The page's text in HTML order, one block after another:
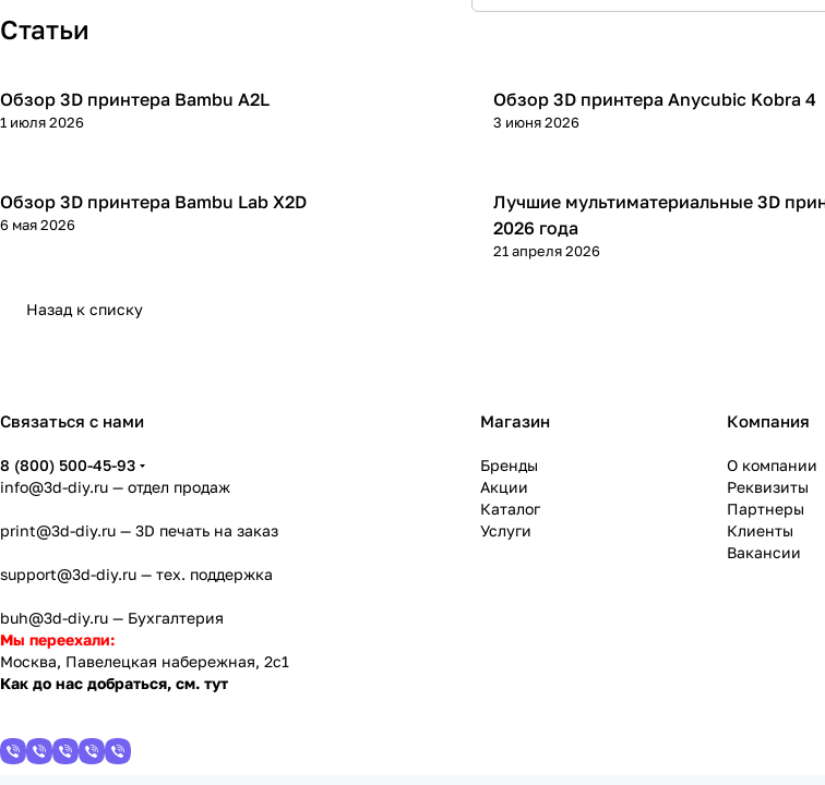
Статьи
3D принтеры
Обзор 3D принтера Bambu A2L
1 июля 2026
3D принтеры
Обзор 3D принтера Anycubic Kobra 4
3 июня 2026
3D принтеры
Обзор 3D принтера Bambu Lab X2D
6 мая 2026
3D принтеры
Лучшие мультиматериальные 3D
2026 года
21 апреля 2026
Назад к списку
Связаться с нами
8 (800) 500-45-93
info@3d-diy.ru — отдел продаж
print@3d-diy.ru — 3D печать на заказ
support@3d-diy.ru — тех. поддержка
buh@3d-diy.ru — Бухгалтерия
Мы переехали:
Москва, Павелецкая набережная, 2с1
Как до нас добраться, см. тут
Магазин
Бренды
Акции
Каталог
Услуги
Компания
О компании
Реквизиты
Партнеры
Клиенты
Вакансии